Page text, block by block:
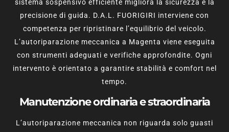
sistema sospensivo efficiente migliora la sicurezza e la
precisione di guida. D.A.L. FUORIGIRI interviene con
competenza per ripristinare l’equilibrio del veicolo.
L’autoriparazione meccanica a Magenta viene eseguita
con strumenti adeguati e verifiche approfondite. Ogni
intervento è orientato a garantire stabilità e comfort nel
tempo.
Manutenzione ordinaria e straordinaria
L’autoriparazione meccanica non riguarda solo guasti